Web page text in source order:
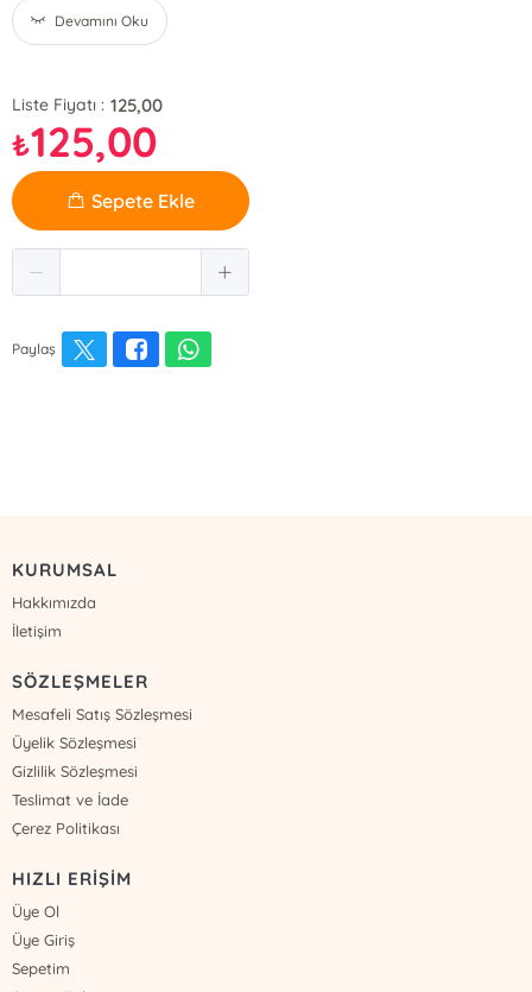
Devamını Oku
Liste Fiyatı : 125,00
₺125,00
Sepete Ekle
Paylaş
KURUMSAL
Hakkımızda
İletişim
SÖZLEŞMELER
Mesafeli Satış Sözleşmesi
Üyelik Sözleşmesi
Gizlilik Sözleşmesi
Teslimat ve İade
Çerez Politikası
HIZLI ERİŞİM
Üye Ol
Üye Giriş
Sepetim